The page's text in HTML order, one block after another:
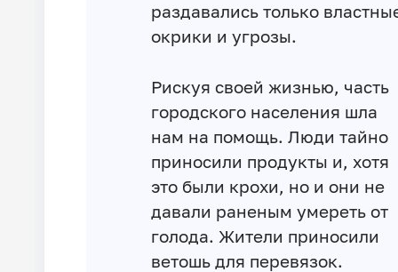
раздавались только
окрики и угрозы.
Рискуя своей жизнью, часть
городского населения шла
нам на помощь. Люди тайно
приносили продукты и, хотя
это были крохи, но и они не
давали раненым умереть от
голода. Жители приносили
ветошь для перевязок.